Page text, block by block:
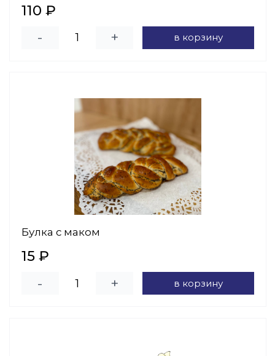
110 ₽
-
+ в корзину
Булка с маком
15 ₽
-
+ в корзину